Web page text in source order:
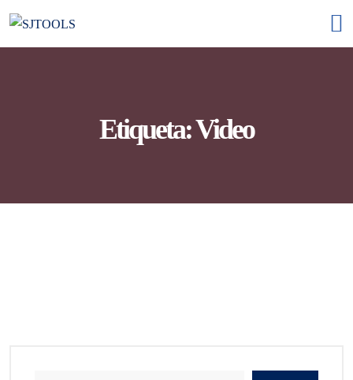
Etiqueta:Video